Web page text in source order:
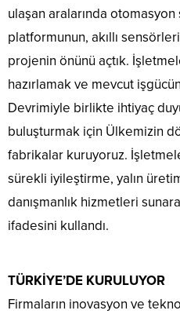
ulaşan aralarında
platformunun, akıllı
projenin önünü açtık.
hazırlamak ve mevcut
Devrimiyle birlikte ihtiyaç
buluşturmak için Ülkemizin
fabrikalar kuruyoruz.
sürekli iyileştirme, yalın
danışmanlık hizmetleri
ifadesini kullandı.
TÜRKİYE’DE KURULUYOR
Firmaların inovasyon ve